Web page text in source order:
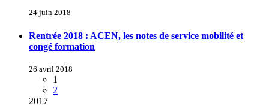
24 juin 2018
Rentrée 2018 : ACEN, les notes de service mobilité et
congé formation
26 avril 2018
1
2
2017